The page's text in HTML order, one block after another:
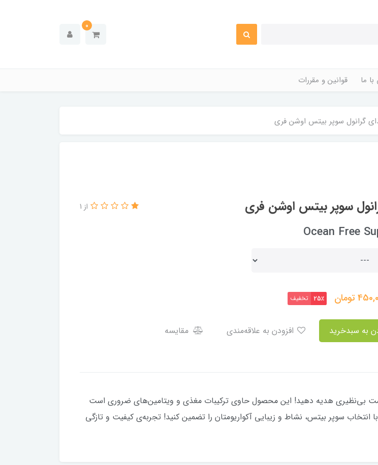
0
ما قوانین و مقررات
گرانول سوپر بیتس اوشن فری
سوپر بیتس اوشن فری از 1
Ocean Free
تومان 25٪ تخفیف
مقایسه
بی‌نظیری هدیه دهید! این محصول حاوی ترکیبات مغذی و ویتامین‌های ضروری است
سوپر بیتس، نشاط و زیبایی آکواریومتان را تضمین کنید! تجربه‌ی کیفیت و تازگی